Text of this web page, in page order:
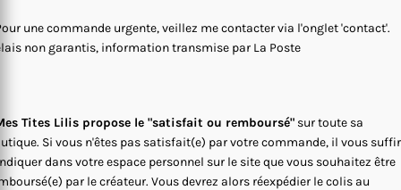
une commande urgente, veillez me contacter via l'onglet 'contact'.
non garantis, information transmise par La Poste
Tites Lilis propose le "satisfait ou remboursé" sur toute sa
Si vous n'êtes pas satisfait(e) par votre commande, il vous
dans votre espace personnel sur le site que vous souhaitez être
par le créateur. Vous devrez alors réexpédier le colis au